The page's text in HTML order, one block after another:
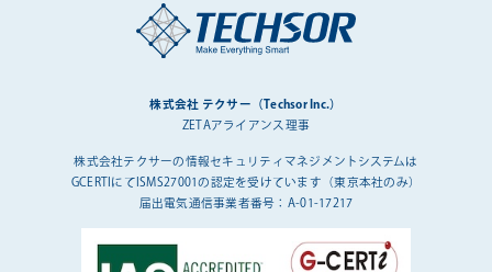
株式会社 テクサー（Techsor Inc.）
ZETAアライアンス理事
株式会社テクサーの情報セキュリティマネジメントシステムは
GCERTIにてISMS27001の認定を受けています（東京本社のみ）
届出電気通信事業者番号：A-01-17217